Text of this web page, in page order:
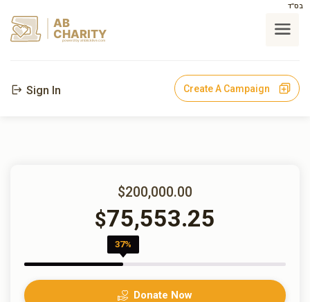
בס"ד
AB
CHARITY
powerd by ahblicklive.com
Sign In Create A Campaign
$200,000.00
$75,553.25
37%
Donate Now